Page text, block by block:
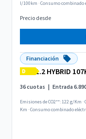
l/100km ·Consumo combinado
Precio desde
Financiación
D
1.2 HYBRID
36 cuotas | Entrada
Emisiones de CO2**: 122 g/Km ·
Km ·Consumo combinado